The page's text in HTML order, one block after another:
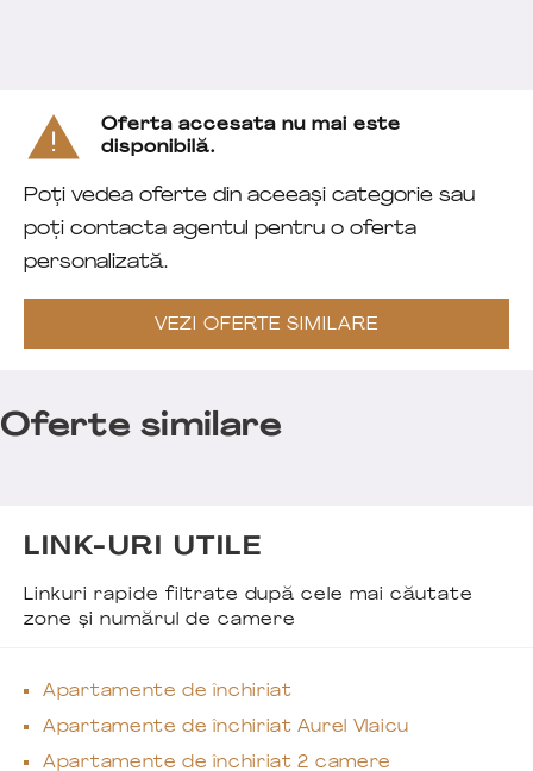
Oferta accesata nu mai este
disponibilă.
Poți vedea oferte din aceeași categorie sau
poți contacta agentul pentru o oferta
personalizată.
VEZI OFERTE SIMILARE
Oferte similare
LINK-URI UTILE
Linkuri rapide filtrate după cele mai căutate
zone și numărul de camere
Apartamente de închiriat
Apartamente de închiriat Aurel Vlaicu
Apartamente de închiriat 2 camere